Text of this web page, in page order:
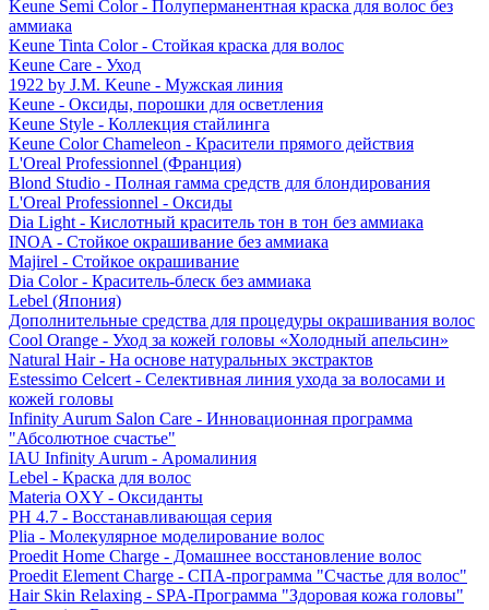
Keune Semi Color - Полуперманентная краска для волос без
аммиака
Keune Tinta Color - Стойкая краска для волос
Keune Care - Уход
1922 by J.M. Keune - Мужская линия
Keune - Оксиды, порошки для осветления
Keune Style - Коллекция стайлинга
Keune Color Chameleon - Красители прямого действия
L'Oreal Professionnel (Франция)
Blond Studio - Полная гамма средств для блондирования
L'Oreal Professionnel - Оксиды
Dia Light - Кислотный краситель тон в тон без аммиака
INOA - Стойкое окрашивание без аммиака
Majirel - Стойкое окрашивание
Dia Color - Краситель-блеск без аммиака
Lebel (Япония)
Дополнительные средства для процедуры окрашивания волос
Cool Orange - Уход за кожей головы «Холодный апельсин»
Natural Hair - На основе натуральных экстрактов
Estessimo Celcert - Селективная линия ухода за волосами и
кожей головы
Infinity Aurum Salon Care - Инновационная программа
"Абсолютное счастье"
IAU Infinity Aurum - Аромалиния
Lebel - Краска для волос
Materia OXY - Оксиданты
PH 4.7 - Восстанавливающая серия
Plia - Молекулярное моделирование волос
Proedit Home Charge - Домашнее восстановление волос
Proedit Element Charge - СПА-программа "Счастье для волос"
Hair Skin Relaxing - SPA-Программа "Здоровая кожа головы"